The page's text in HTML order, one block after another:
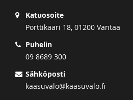
Katuosoite
Porttikaari 18, 01200 Vantaa
Puhelin
09 8689 300
Sähköposti
kaasuvalo@kaasuvalo.fi